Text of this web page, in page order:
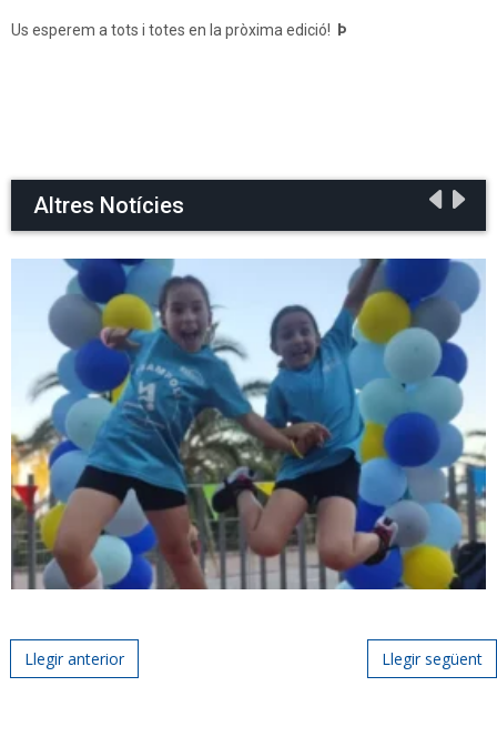
Us esperem a tots i totes en la pròxima edició! Þ
Altres Notícies
Post navigation
Llegir anterior Llegir següent